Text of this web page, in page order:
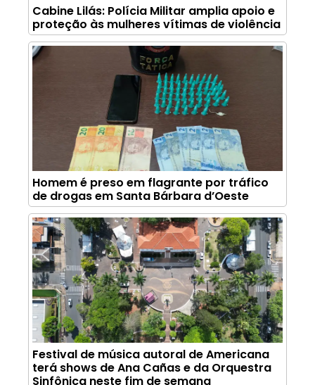
Cabine Lilás: Polícia Militar amplia apoio e
proteção às mulheres vítimas de violência
Homem é preso em flagrante por tráfico
de drogas em Santa Bárbara d’Oeste
Festival de música autoral de Americana
terá shows de Ana Cañas e da Orquestra
Sinfônica neste fim de semana